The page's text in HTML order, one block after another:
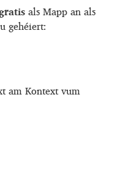
als Mapp an als
gehéiert:
am Kontext vum